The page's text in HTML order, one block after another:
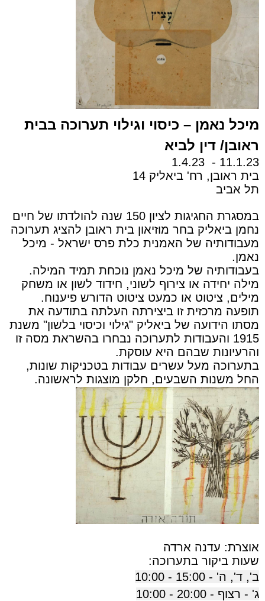
מיכל נאמן – כיסוי וגילוי תערוכה בבית
ראובן/ דין לביא
11.1.23 - 1.4.23
בית ראובן, רח' ביאליק 14
תל אביב
במסגרת החגיגות לציון 150 שנה להולדתו של חיים
נחמן ביאליק בחר מוזיאון בית ראובן להציג תערוכה
מעבודותיה של האמנית כלת פרס ישראל - מיכל
נאמן.
בעבודותיה של מיכל נאמן נוכחת תמיד המילה.
מילה יחידה או צירוף לשוני, חידוד לשון או משחק
מילים, ציטוט או כמעט ציטוט הדורש פיענוח.
תופעה מרכזית זו ביצירתה העלתה בתודעה את
מסתו הידועה של ביאליק "גילוי וכיסוי בלשון" משנת
1915 והעבודות לתערוכה נבחרו בהשראת מסה זו
והרעיונות שבהם היא עוסקת.
בתערוכה מעל עשרים עבודות בטכניקות שונות,
החל משנות השבעים, חלקן מוצגות לראשונה.
אוצרת: עדנה ארדה
שעות ביקור בתערוכה:
ב', ד', ה' - 15:00 - 10:00
ג' - רצוף - 20:00 - 10:00